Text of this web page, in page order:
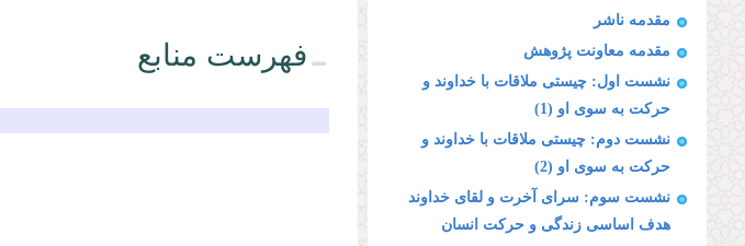
مقدمه ناشر
مقدمه معاونت پژوهش
نشست اول: چیستی ملاقات با خداوند و
حركت به سوی او (1)
نشست دوم: چیستی ملاقات با خداوند و
حركت به سوی او (2)
نشست سوم: سرای آخرت و لقای خداوند
هدف اساسی زندگی و حركت انسان
فهرست منابع